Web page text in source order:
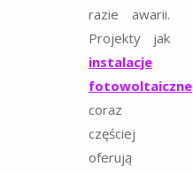
razie awarii.
Projekty jak
instalacje
fotowoltaiczne
coraz
częściej
oferują